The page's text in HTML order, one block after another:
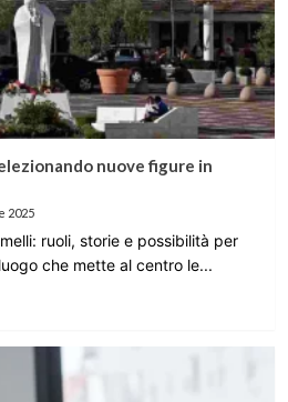
nuove figure in
2025
ruoli, storie e possibilità per
che mette al centro le...